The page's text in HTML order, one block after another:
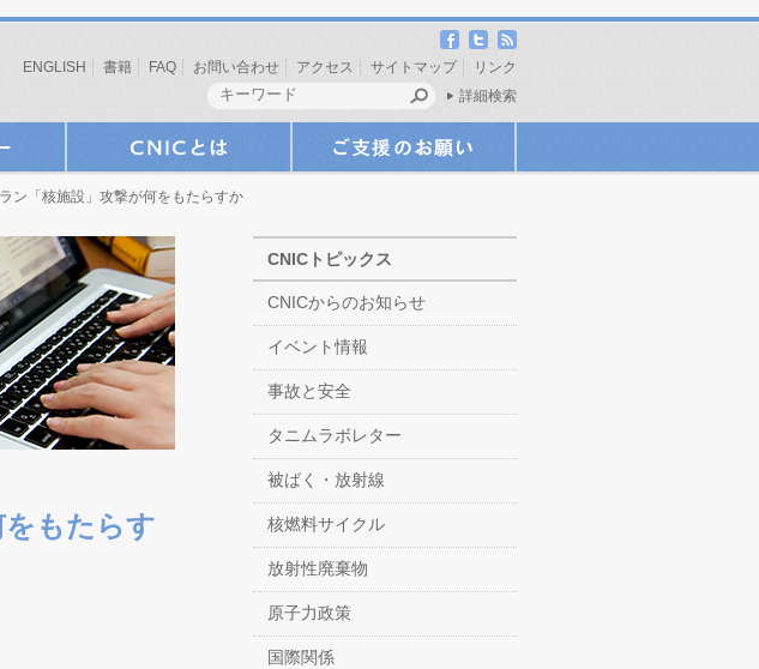
ENGLISH 書籍 FAQ お問い合わせ アクセス サイトマップ
リンク
詳細検索
ン「核施設」攻撃が何をもたらすか
もたらす
CNICトピックス
CNICからのお知らせ
イベント情報
事故と安全
タニムラボレター
被ばく・放射線
核燃料サイクル
放射性廃棄物
原子力政策
国際関係